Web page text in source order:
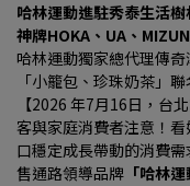
哈林運動進駐秀泰生活
神牌HOKA、UA、
哈林運動獨家總代理傳
「小籠包、珍珠奶茶」
【2026 年7月16日，台
客與家庭消費者注意！
口穩定成長帶動的消費
售通路領導品牌 「哈林